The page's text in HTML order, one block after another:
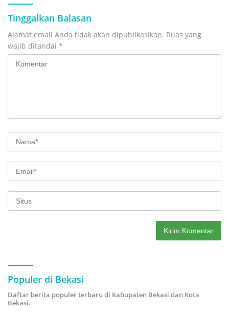
Tinggalkan Balasan
Alamat email Anda tidak akan dipublikasikan. Ruas yang
wajib ditandai *
Populer di Bekasi
Daftar berita populer terbaru di Kabupaten Bekasi dan Kota
Bekasi.